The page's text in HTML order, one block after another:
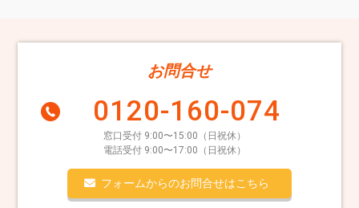
お問合せ
0120-160-074
窓口受付 9:00〜15:00（日祝休）
電話受付 9:00〜17:00（日祝休）
フォームからのお問合せはこちら